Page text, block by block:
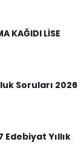
KAĞIDI LİSE
Soruları 2026
Edebiyat Yıllık